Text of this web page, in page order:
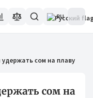
RU
сом на плаву
сом на